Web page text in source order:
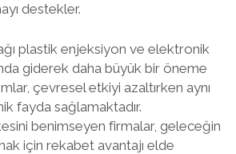
destekler.
plastik enjeksiyon ve elektronik
giderek daha büyük bir öneme
çevresel etkiyi azaltırken aynı
fayda sağlamaktadır.
benimseyen firmalar, geleceğin
için rekabet avantajı elde